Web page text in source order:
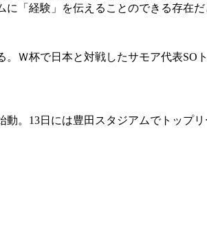
「経験」を伝えることのできる存在だ
Ｗ杯で日本と対戦したサモア代表SO
。13日には豊田スタジアムでトップ